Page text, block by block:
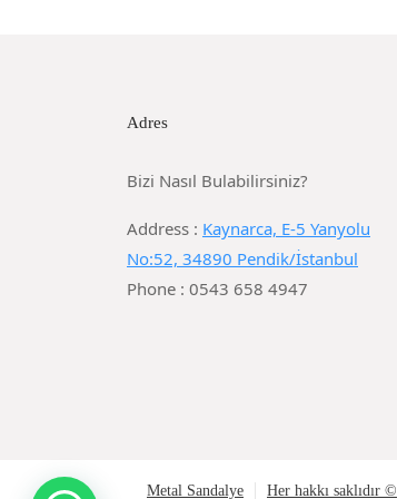
Adres
Bizi Nasıl Bulabilirsiniz?
Address : Kaynarca, E-5 Yanyolu
No:52, 34890 Pendik/İstanbul
Phone : 0543 658 4947
Metal Sandalye Her hakkı saklıdır ©